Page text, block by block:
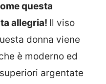
questa
allegria! Il viso
donna viene
è moderno ed
argentate